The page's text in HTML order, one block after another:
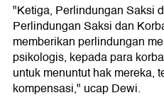
"Ketiga, Perlindungan Saksi
Perlindungan Saksi dan
memberikan perlindungan
psikologis, kepada para
untuk menuntut hak mereka,
kompensasi," ucap Dewi.